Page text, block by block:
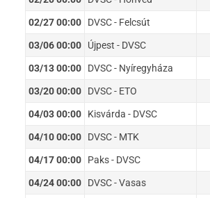
02/27 00:00 DVSC - Felcsút
03/06 00:00 Újpest - DVSC
03/13 00:00 DVSC - Nyíregyháza
03/20 00:00 DVSC - ETO
04/03 00:00 Kisvárda - DVSC
04/10 00:00 DVSC - MTK
04/17 00:00 Paks - DVSC
04/24 00:00 DVSC - Vasas